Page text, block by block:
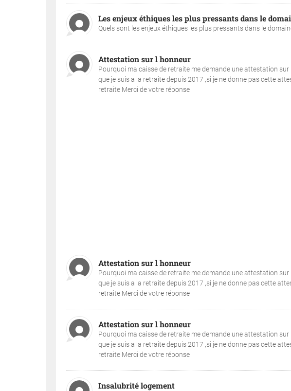
Les enjeux éthiques les plus pressants dans le
Quels sont les enjeux éthiques les plus pressants dans le
Attestation sur l honneur
Pourquoi ma caisse de retraite me demande une attestation
que je suis a la retraite depuis 2017 ,si je ne donne pas cette
retraite Merci de votre réponse
Attestation sur l honneur
Pourquoi ma caisse de retraite me demande une attestation
que je suis a la retraite depuis 2017 ,si je ne donne pas cette
retraite Merci de votre réponse
Attestation sur l honneur
Pourquoi ma caisse de retraite me demande une attestation
que je suis a la retraite depuis 2017 ,si je ne donne pas cette
retraite Merci de votre réponse
Insalubrité logement